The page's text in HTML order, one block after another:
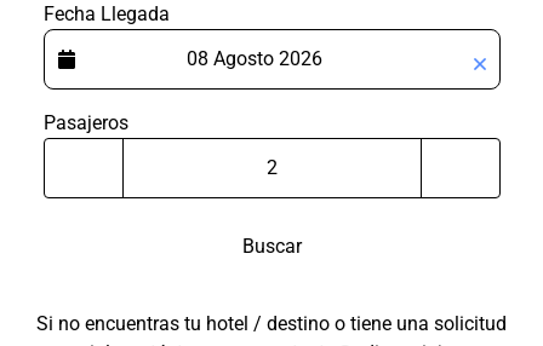
Fecha Llegada
Pasajeros
Buscar
Si no encuentras tu hotel / destino o tiene una solicitud